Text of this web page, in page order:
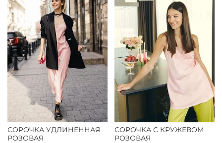
СОРОЧКА УДЛИНЕННАЯ
РОЗОВАЯ
СОРОЧКА С КРУЖЕВОМ
РОЗОВАЯ